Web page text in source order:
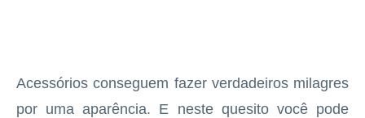
Acessórios conseguem fazer verdadeiros milagres
por uma aparência. E neste quesito você pode